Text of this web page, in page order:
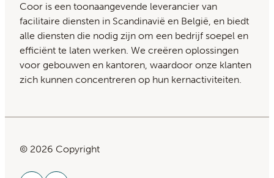
Coor is een toonaangevende leverancier van
facilitaire diensten in Scandinavië en België, en biedt
alle diensten die nodig zijn om een bedrijf soepel en
efficiënt te laten werken. We creëren oplossingen
voor gebouwen en kantoren, waardoor onze klanten
zich kunnen concentreren op hun kernactiviteiten.
© 2026 Copyright